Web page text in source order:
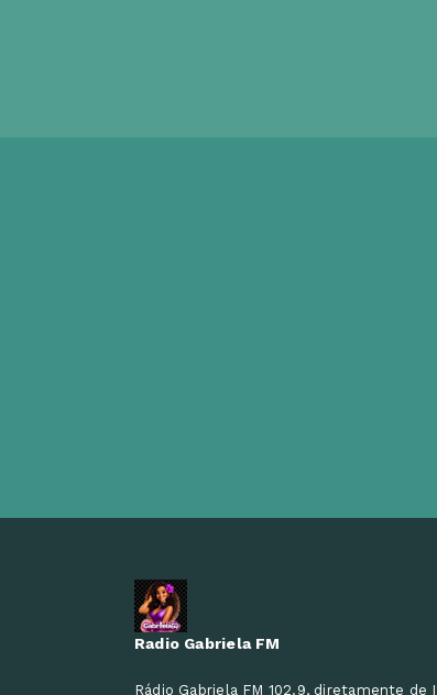
Radio Gabriela FM
Rádio Gabriela FM 102.9, diretamente de